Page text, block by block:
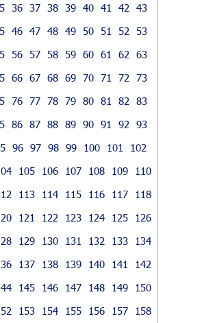
36 37 38 39 40 41 42
43
46 47 48 49 50 51 52
53
56 57 58 59 60 61 62
63
66 67 68 69 70 71 72
73
76 77 78 79 80 81 82
83
86 87 88 89 90 91 92
93
96 97 98 99 100 101
102
105 106 107 108 109
110
113 114 115 116 117
118
121 122 123 124 125
126
129 130 131 132 133
134
137 138 139 140 141
142
145 146 147 148 149
150
153 154 155 156 157
158